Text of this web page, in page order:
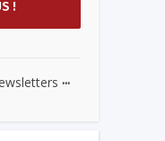
...